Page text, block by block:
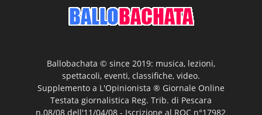
Ballobachata © since 2019: musica, lezioni,
spettacoli, eventi, classifiche, video.
Supplemento a L'Opinionista ® Giornale Online
Testata giornalistica Reg. Trib. di Pescara
n.08/08 dell'11/04/08 - Iscrizione al ROC n°17982